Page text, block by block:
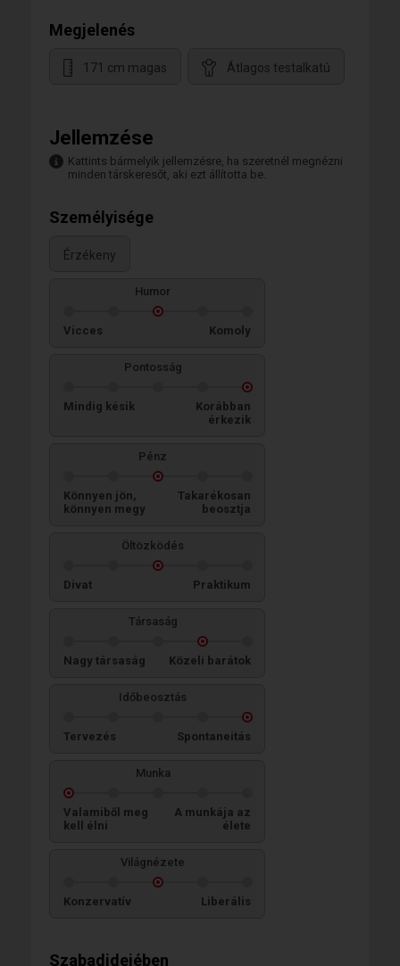
Megjelenés
171 cm magas Átlagos testalkatú
Jellemzése
Kattints bármelyik jellemzésre, ha szeretnél megnézni
minden társkeresőt, aki ezt állította be.
Személyisége
Érzékeny
Humor
Vicces Komoly
Pontosság
Mindig késik
Korábban
érkezik
Pénz
Könnyen jön,
könnyen megy
Takarékosan
beosztja
Öltözködés
Divat Praktikum
Társaság
Nagy társaság Közeli barátok
Időbeosztás
Tervezés Spontaneitás
Munka
Valamiből meg
kell élni
A munkája az
élete
Világnézete
Konzervatív Liberális
Szabadidejében